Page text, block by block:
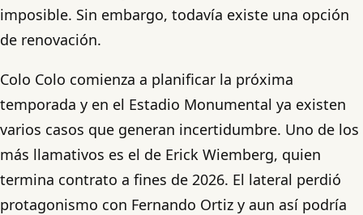
imposible. Sin embargo, todavía existe una opción
de renovación.
Colo Colo comienza a planificar la próxima
temporada y en el Estadio Monumental ya existen
varios casos que generan incertidumbre. Uno de los
más llamativos es el de Erick Wiemberg, quien
termina contrato a fines de 2026. El lateral perdió
protagonismo con Fernando Ortiz y aun así podría